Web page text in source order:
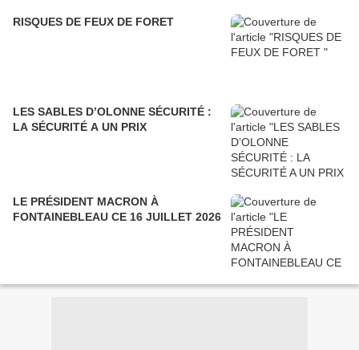
RISQUES DE FEUX DE FORET
LES SABLES D’OLONNE SÉCURITÉ :
LA SÉCURITÉ A UN PRIX
LE PRÉSIDENT MACRON À
FONTAINEBLEAU CE 16 JUILLET 2026